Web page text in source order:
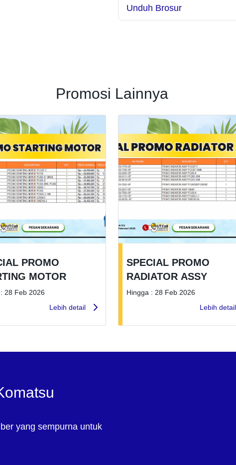
Unduh Brosur
Promosi Lainnya
PROMO
MOTOR
28 Feb 2026
Lebih detail
SPECIAL PROMO
RADIATOR ASSY
Hingga : 28 Feb 2026
Lebih detail
yang sempurna untuk